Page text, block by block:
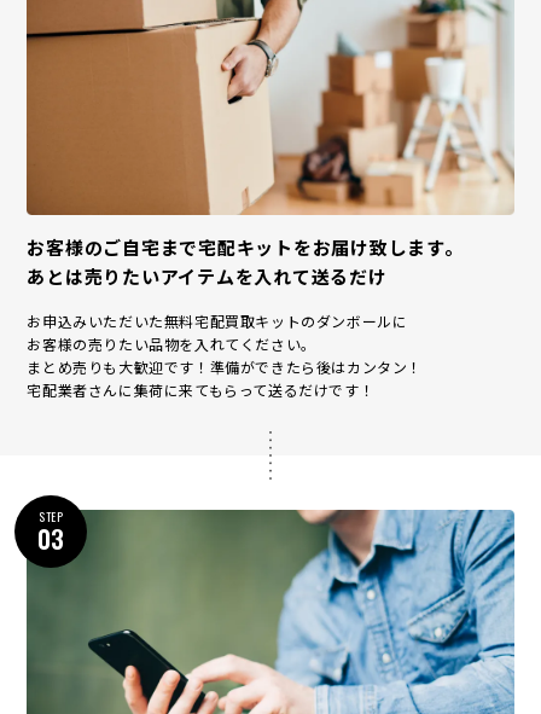
お客様のご自宅まで宅配キットをお届け致します。
あとは売りたいアイテムを入れて送るだけ
お申込みいただいた無料宅配買取キットのダンボールに
お客様の売りたい品物を入れてください。
まとめ売りも大歓迎です！準備ができたら後はカンタン！
宅配業者さんに集荷に来てもらって送るだけです！
STEP
03